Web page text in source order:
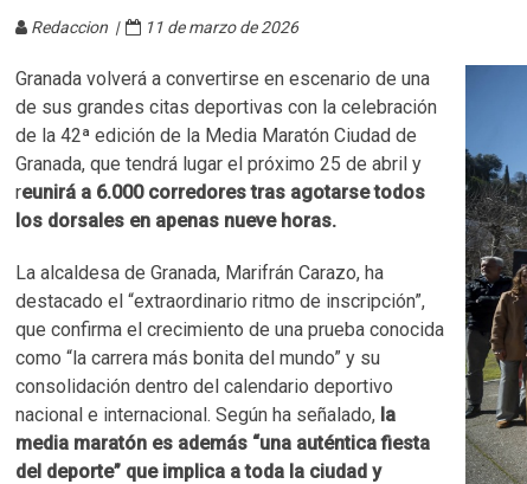
Redaccion | 11 de marzo de 2026
Granada volverá a convertirse en escenario de una
de sus grandes citas deportivas con la celebración
de la 42ª edición de la Media Maratón Ciudad de
Granada, que tendrá lugar el próximo 25 de abril y
reunirá a 6.000 corredores tras agotarse todos
los dorsales en apenas nueve horas.
La alcaldesa de Granada, Marifrán Carazo, ha
destacado el “extraordinario ritmo de inscripción”,
que confirma el crecimiento de una prueba conocida
como “la carrera más bonita del mundo” y su
consolidación dentro del calendario deportivo
nacional e internacional. Según ha señalado, la
media maratón es además “una auténtica fiesta
del deporte” que implica a toda la ciudad y